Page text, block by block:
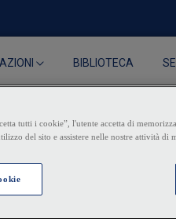
BIBLIOTECA